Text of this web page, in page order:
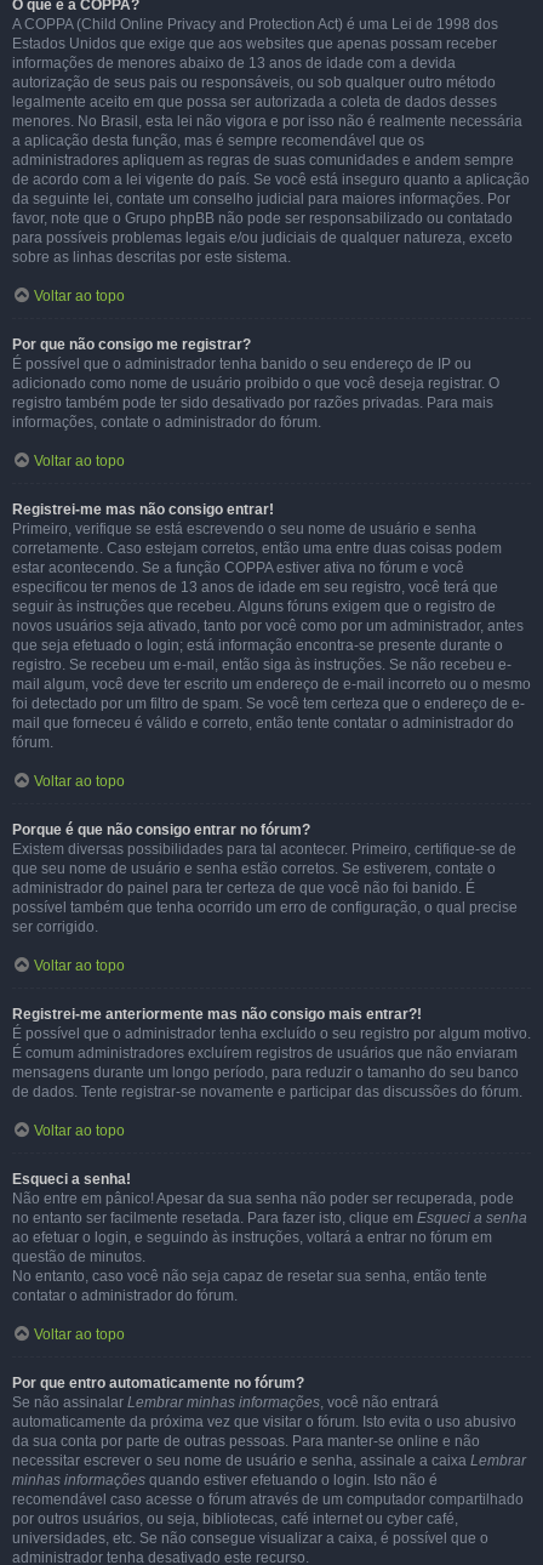
O que é a COPPA?
A COPPA (Child Online Privacy and Protection Act) é uma Lei de 1998 dos
Estados Unidos que exige que aos websites que apenas possam receber
informações de menores abaixo de 13 anos de idade com a devida
autorização de seus pais ou responsáveis, ou sob qualquer outro método
legalmente aceito em que possa ser autorizada a coleta de dados desses
menores. No Brasil, esta lei não vigora e por isso não é realmente necessária
a aplicação desta função, mas é sempre recomendável que os
administradores apliquem as regras de suas comunidades e andem sempre
de acordo com a lei vigente do país. Se você está inseguro quanto a aplicação
da seguinte lei, contate um conselho judicial para maiores informações. Por
favor, note que o Grupo phpBB não pode ser responsabilizado ou contatado
para possíveis problemas legais e/ou judiciais de qualquer natureza, exceto
sobre as linhas descritas por este sistema.
Voltar ao topo
Por que não consigo me registrar?
É possível que o administrador tenha banido o seu endereço de IP ou
adicionado como nome de usuário proibido o que você deseja registrar. O
registro também pode ter sido desativado por razões privadas. Para mais
informações, contate o administrador do fórum.
Voltar ao topo
Registrei-me mas não consigo entrar!
Primeiro, verifique se está escrevendo o seu nome de usuário e senha
corretamente. Caso estejam corretos, então uma entre duas coisas podem
estar acontecendo. Se a função COPPA estiver ativa no fórum e você
especificou ter menos de 13 anos de idade em seu registro, você terá que
seguir às instruções que recebeu. Alguns fóruns exigem que o registro de
novos usuários seja ativado, tanto por você como por um administrador, antes
que seja efetuado o login; está informação encontra-se presente durante o
registro. Se recebeu um e-mail, então siga às instruções. Se não recebeu e-
mail algum, você deve ter escrito um endereço de e-mail incorreto ou o mesmo
foi detectado por um filtro de spam. Se você tem certeza que o endereço de e-
mail que forneceu é válido e correto, então tente contatar o administrador do
fórum.
Voltar ao topo
Porque é que não consigo entrar no fórum?
Existem diversas possibilidades para tal acontecer. Primeiro, certifique-se de
que seu nome de usuário e senha estão corretos. Se estiverem, contate o
administrador do painel para ter certeza de que você não foi banido. É
possível também que tenha ocorrido um erro de configuração, o qual precise
ser corrigido.
Voltar ao topo
Registrei-me anteriormente mas não consigo mais entrar?!
É possível que o administrador tenha excluído o seu registro por algum motivo.
É comum administradores excluírem registros de usuários que não enviaram
mensagens durante um longo período, para reduzir o tamanho do seu banco
de dados. Tente registrar-se novamente e participar das discussões do fórum.
Voltar ao topo
Esqueci a senha!
Não entre em pânico! Apesar da sua senha não poder ser recuperada, pode
no entanto ser facilmente resetada. Para fazer isto, clique em Esqueci a senha
ao efetuar o login, e seguindo às instruções, voltará a entrar no fórum em
questão de minutos.
No entanto, caso você não seja capaz de resetar sua senha, então tente
contatar o administrador do fórum.
Voltar ao topo
Por que entro automaticamente no fórum?
Se não assinalar Lembrar minhas informações, você não entrará
automaticamente da próxima vez que visitar o fórum. Isto evita o uso abusivo
da sua conta por parte de outras pessoas. Para manter-se online e não
necessitar escrever o seu nome de usuário e senha, assinale a caixa Lembrar
minhas informações quando estiver efetuando o login. Isto não é
recomendável caso acesse o fórum através de um computador compartilhado
por outros usuários, ou seja, bibliotecas, café internet ou cyber café,
universidades, etc. Se não consegue visualizar a caixa, é possível que o
administrador tenha desativado este recurso.